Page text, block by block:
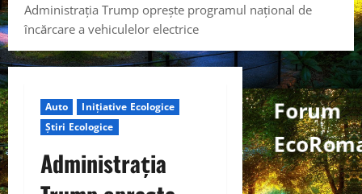
Administrația Trump oprește programul național de
încărcare a vehiculelor electrice
Auto
Inițiative Ecologice
Știri Ecologice
Administrația
Forum